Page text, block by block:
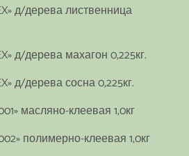
д/дерева лиственница
д/дерева махагон 0,225кг.
д/дерева сосна 0,225кг.
масляно-клеевая 1,0кг
полимерно-клеевая 1,0кг